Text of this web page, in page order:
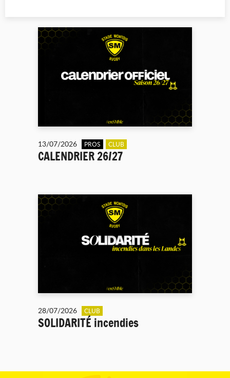
13/07/2026 PROS CLUB
CALENDRIER 26/27
28/07/2026 CLUB
SOLIDARITÉ incendies